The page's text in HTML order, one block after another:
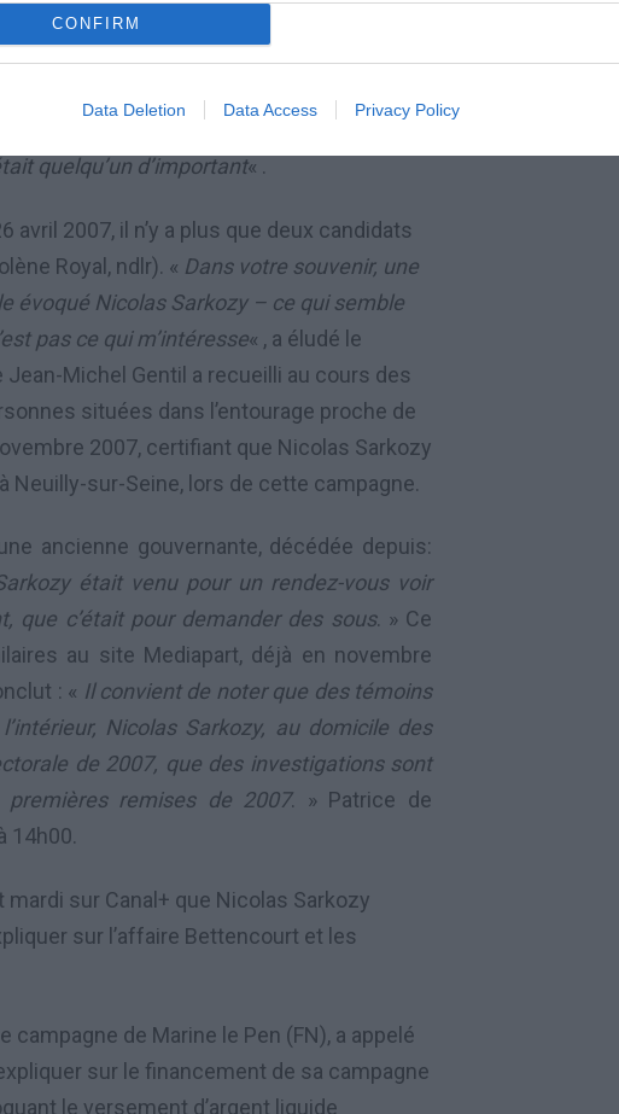
CONFIRM
Data Deletion Data Access Privacy Policy
Il y a une somme officielle que l’on
tous bords qui viennent demander de
Elle n’a pas encore donné
quelqu’un d’important« .
2007, il n’y a plus que deux candidats
Royal, ndlr). « Dans votre souvenir, une
évoqué Nicolas Sarkozy – ce qui semble
pas ce qui m’intéresse« , a éludé le
Michel Gentil a recueilli au cours des
situées dans l’entourage proche de
2007, certifiant que Nicolas Sarkozy
Neuilly-sur-Seine, lors de cette campagne.
ancienne gouvernante, décédée depuis:
était venu pour un rendez-vous voir
que c’était pour demander des sous. » Ce
au site Mediapart, déjà en novembre
: « Il convient de noter que des témoins
Nicolas Sarkozy, au domicile des
de 2007, que des investigations sont
premières remises de 2007. » Patrice de
14h00.
mardi sur Canal+ que Nicolas Sarkozy
sur l’affaire Bettencourt et les
campagne de Marine le Pen (FN), a appelé
sur le financement de sa campagne
le versement d’argent liquide